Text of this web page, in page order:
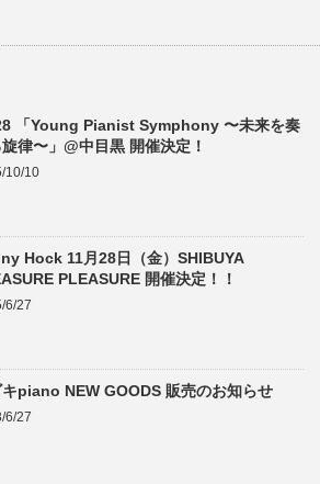
「Young Pianist Symphony 〜未来を奏
律〜」@中目黒 開催決定！
10/10
Hock 11月28日（金）SHIBUYA
PLEASURE 開催決定！！
6/27
キpiano NEW GOODS 販売のお知らせ
6/27